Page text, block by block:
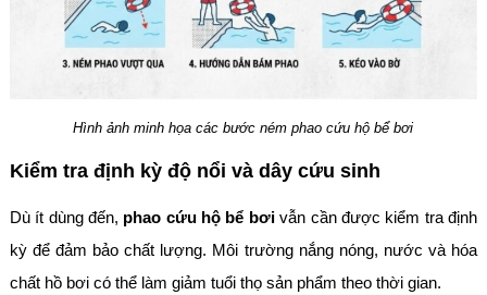
Hình ảnh minh họa các bước ném phao cứu hộ bể bơi
Kiểm tra định kỳ độ nổi và dây cứu sinh
Dù ít dùng đến, phao cứu hộ bể bơivẫn cần được kiểm tra định
kỳ để đảm bảo chất lượng. Môi trường nắng nóng, nước và hóa
chất hồ bơi có thể làm giảm tuổi thọ sản phẩm theo thời gian.